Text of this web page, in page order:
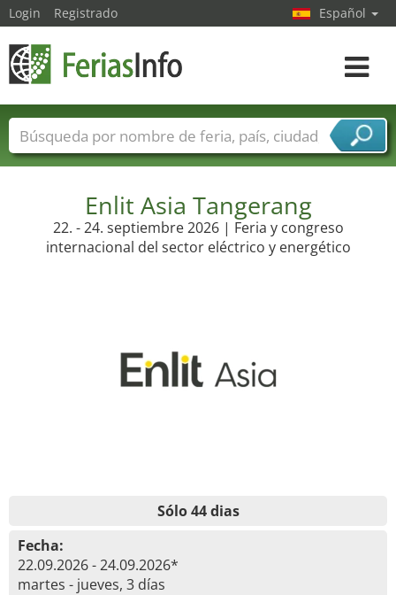
Enlit Asia Tangerang
22. - 24. septiembre 2026 | Feria y congreso
internacional del sector eléctrico y energético
Sólo 44 dias
Fecha:
22.09.2026 - 24.09.2026*
martes - jueves, 3 días
Login Registrado Español
toggle
Nombres de ferias Países
Ciudades
Sectores de proveedor de servicios